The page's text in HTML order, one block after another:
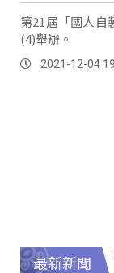
第21屆「國人自
(4)舉辦。
2021-12-04
最新新聞